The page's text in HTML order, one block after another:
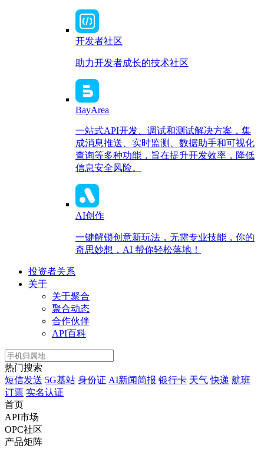
开发者社区
助力开发者成长的技术社区
BayArea
一站式API开发、调试和测试解决方案，集
成消息推送、实时监测、数据助手和可视化
查询等多种功能，旨在提升开发效率，降低
信息安全风险。
AI创作
一键解锁创意新玩法，无需专业技能，你的
奇思妙想，AI 帮你轻松落地！
投资者关系
关于
关于聚合
聚合动态
合作伙伴
API百科
热门搜索
短信发送 5G基站 身份证 AI新闻简报 银行卡 天气 快递 航班
订票 实名认证
首页
API市场
OPC社区
产品矩阵